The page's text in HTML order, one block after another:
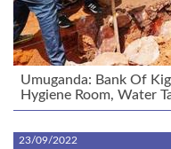
Umuganda: Bank Of
Hygiene Room, Water
23/09/2022